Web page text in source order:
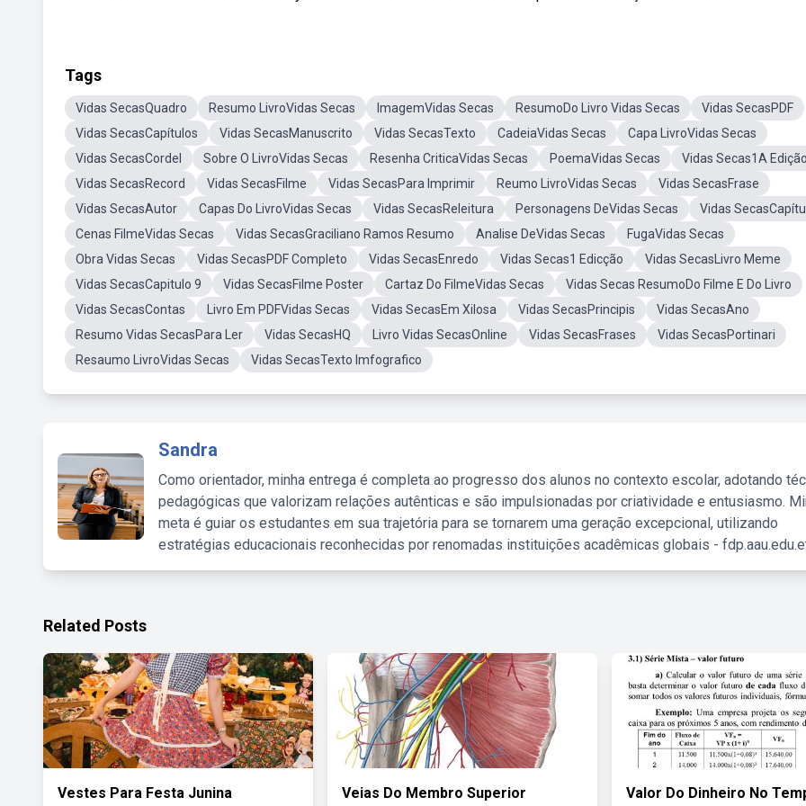
Tags
Vidas SecasQuadro Resumo LivroVidas Secas ImagemVidas Secas ResumoDo Livro Vidas Secas
Vidas SecasPDF
Vidas SecasCapítulos
Vidas SecasManuscrito Vidas SecasTexto CadeiaVidas Secas
Capa LivroVidas Secas
Vidas SecasCordel
Sobre O LivroVidas Secas Resenha CriticaVidas Secas PoemaVidas Secas
Vidas Secas1A Edição
Vidas SecasRecord
Vidas SecasFilme Vidas SecasPara Imprimir Reumo LivroVidas Secas
Vidas SecasFrase
Vidas SecasAutor
Capas Do LivroVidas Secas Vidas SecasReleitura Personagens DeVidas Secas
Vidas
Cenas FilmeVidas Secas
Vidas SecasGraciliano Ramos Resumo Analise DeVidas Secas
FugaVidas Secas
Obra Vidas Secas
Vidas SecasPDF Completo Vidas SecasEnredo Vidas Secas1 Edicção
Vidas SecasLivro Meme
Vidas SecasCapitulo 9
Vidas SecasFilme Poster Cartaz Do FilmeVidas Secas
Vidas Secas ResumoDo Filme E Do Livro
Vidas SecasContas
Livro Em PDFVidas Secas Vidas SecasEm Xilosa Vidas SecasPrincipis
Vidas SecasAno
Resumo Vidas SecasPara Ler
Vidas SecasHQ Livro Vidas SecasOnline Vidas SecasFrases
Vidas SecasPortinari
Resaumo LivroVidas Secas
Vidas SecasTexto Imfografico
Sandra
Como orientador, minha entrega é completa ao progresso dos alunos no contexto escolar, adotando
pedagógicas que valorizam relações autênticas e são impulsionadas por criatividade e entusiasmo.
meta é guiar os estudantes em sua trajetória para se tornarem uma geração excepcional, utilizando
estratégias educacionais reconhecidas por renomadas instituições acadêmicas globais -
Related Posts
Vestes Para Festa Junina Veias Do Membro Superior Valor Do Dinheiro No